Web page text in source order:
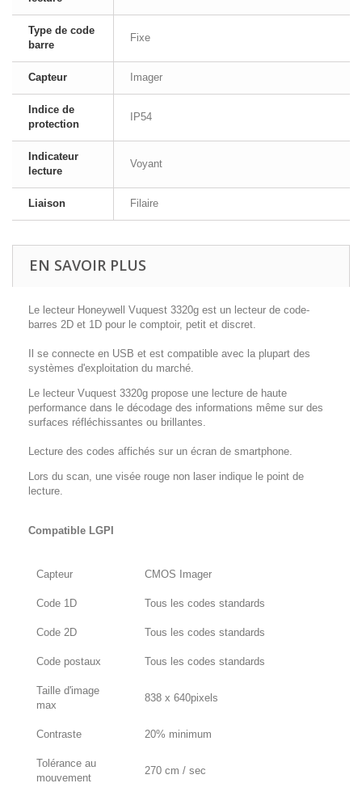
Type de code
barre
Fixe
Capteur Imager
Indice de
protection
IP54
Indicateur
lecture
Voyant
Liaison Filaire
EN SAVOIR PLUS
Le lecteur Honeywell Vuquest 3320g est un lecteur de code-
barres 2D et 1D pour le comptoir, petit et discret.
Il se connecte en USB et est compatible avec la plupart des
systèmes d'exploitation du marché.
Le lecteur Vuquest 3320g propose une lecture de haute
performance dans le décodage des informations même sur des
surfaces réfléchissantes ou brillantes.
Lecture des codes affichés sur un écran de smartphone.
Lors du scan, une visée rouge non laser indique le point de
lecture.
Compatible LGPI
Capteur CMOS Imager
Code 1D Tous les codes standards
Code 2D Tous les codes standards
Code postaux Tous les codes standards
Taille d'image
max
838 x 640pixels
Contraste 20% minimum
Tolérance au
mouvement
270 cm / sec